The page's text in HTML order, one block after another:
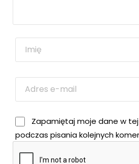
Zapamiętaj moje dane w
podczas pisania kolejnych